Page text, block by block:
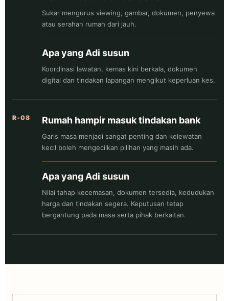
Sukar mengurus viewing, gambar, dokumen, penyewa
atau serahan rumah dari jauh.
Apa yang Adi susun
Koordinasi lawatan, kemas kini berkala, dokumen
digital dan tindakan lapangan mengikut keperluan kes.
R-08 Rumah hampir masuk tindakan bank
Garis masa menjadi sangat penting dan kelewatan
kecil boleh mengecilkan pilihan yang masih ada.
Apa yang Adi susun
Nilai tahap kecemasan, dokumen tersedia, kedudukan
harga dan tindakan segera. Keputusan tetap
bergantung pada masa serta pihak berkaitan.